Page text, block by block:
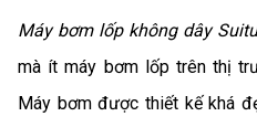
Máy bơm lốp không dây
mà ít máy bơm lốp trên thị
Máy bơm được thiết kế khá